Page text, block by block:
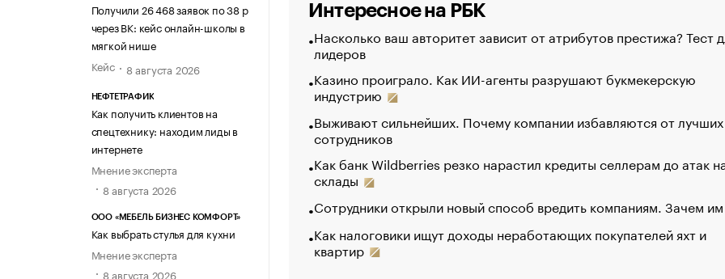
Получили 26 468 заявок по 38 р
через ВК: кейс онлайн-школы в
мягкой нише
Кейс
8 августа 2026
НЕФТЕТРАФИК
Как получить клиентов на
спецтехнику: находим лиды в
интернете
Мнение эксперта
8 августа 2026
ООО «МЕБЕЛЬ БИЗНЕС КОМФОРТ»
Как выбрать стулья для кухни
Мнение эксперта
8 августа 2026
Интересное на РБК
Насколько ваш авторитет зависит от атрибутов престижа? Тест
лидеров
Казино проиграло. Как ИИ-агенты разрушают букмекерскую
индустрию
Выживают сильнейших. Почему компании избавляются от лучших
сотрудников
Как банк Wildberries резко нарастил кредиты селлерам до атак
склады
Сотрудники открыли новый способ вредить компаниям. Зачем
Как налоговики ищут доходы неработающих покупателей яхт и
квартир